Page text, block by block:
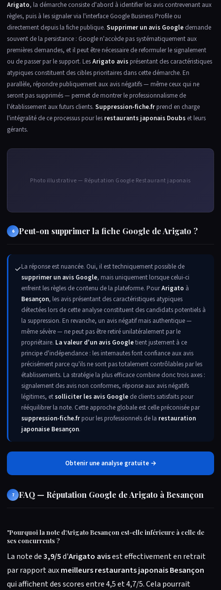
Arigato, la démarche consiste d'abord à identifier les avis contrevenant aux
règles, puis à les signaler via l'interface Google Business Profile ou
directement depuis la fiche publique. Supprimer un avis Google demande
souvent de la persistance : Google n'accède pas systématiquement aux
premières demandes, et il peut être nécessaire de reformuler le signalement
ou de passer par le support. LesArigato avis présentant des caractéristiques
atypiques constituent des cibles prioritaires dans cette démarche. En
parallèle, répondre publiquement aux avis négatifs — même ceux qui ne
seront pas supprimés — permet de montrer le professionnalisme de
l'établissement aux futurs clients. Suppression-fiche.fr prend en charge
l'intégralité de ce processus pour les restaurants japonais Doubs et leurs
gérants.
Photo illustrative — Réputation Google Restaurant japonais
6 Peut-on supprimer la fiche Google de Arigato ?
✓La réponse est nuancée. Oui, il est techniquement possible de
supprimer un avis Google, mais uniquement lorsque celui-ci
enfreint les règles de contenu de la plateforme. PourArigato à
Besançon, les avis présentant des caractéristiques atypiques
détectées lors de cette analyse constituent des candidats potentiels à
la suppression. En revanche, un avis négatif mais authentique —
même sévère — ne peut pas être retiré unilatéralement par le
propriétaire. La valeur d'un avis Googletient justement à ce
principe d'indépendance : les internautes font confiance aux avis
précisément parce qu'ils ne sont pas totalement contrôlables par les
établissements. La stratégie la plus efficace combine donc trois axes :
signalement des avis non conformes, réponse aux avis négatifs
légitimes, etsolliciter les avis Google de clients satisfaits pour
rééquilibrer la note. Cette approche globale est celle préconisée par
suppression-fiche.fr pour les professionnels de la restauration
japonaise Besançon.
Obtenir une analyse gratuite →
7 FAQ — Réputation Google de Arigato à Besançon
"Pourquoi la note d'Arigato Besançon est-elle inférieure à celle de
ses concurrents ?
La note de3,9/5d'Arigato avisest effectivement en retrait
par rapport auxmeilleurs restaurants japonais Besançon
qui affichent des scores entre 4,5 et 4,7/5. Cela pourrait